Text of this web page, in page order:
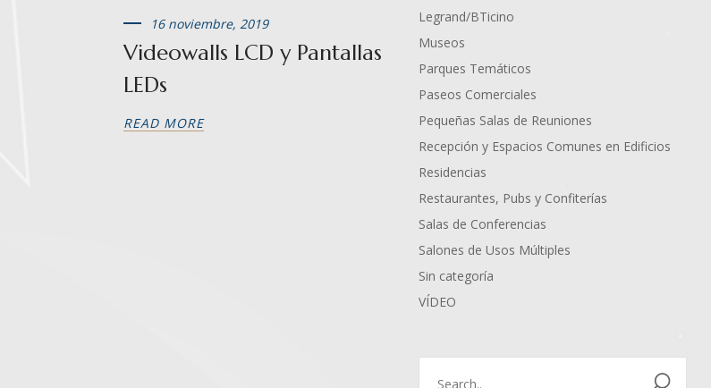
16 noviembre, 2019
Videowalls LCD y Pantallas
LEDs
READ MORE
Legrand/BTicino
Museos
Parques Temáticos
Paseos Comerciales
Pequeñas Salas de Reuniones
Recepción y Espacios Comunes en Edificios
Residencias
Restaurantes, Pubs y Confiterías
Salas de Conferencias
Salones de Usos Múltiples
Sin categoría
VÍDEO